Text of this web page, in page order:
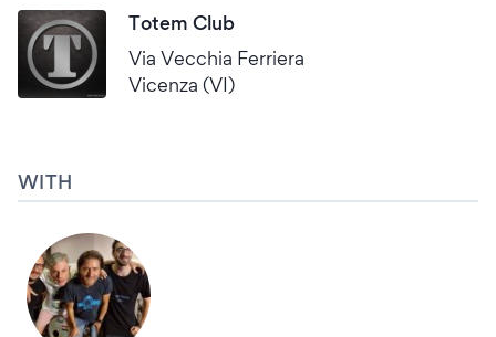
Totem Club
Via Vecchia Ferriera
Vicenza (VI)
WITH